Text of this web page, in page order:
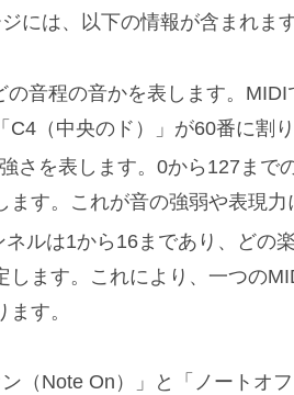
には、以下の情報が含まれます
の音程の音かを表します。
（中央のド）」が60番に割
さを表します。0から127まで
す。これが音の強弱や表現力
ルは1から16まであり、どの
します。これにより、一つの
す。
（Note On）」と「ノートオ